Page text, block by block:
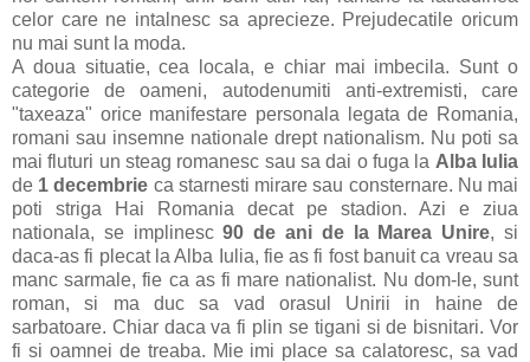
celor care ne intalnesc sa aprecieze. Prejudecatile oricum
nu mai sunt la moda.
A doua situatie, cea locala, e chiar mai imbecila. Sunt o
categorie de oameni, autodenumiti anti-extremisti, care
"taxeaza" orice manifestare personala legata de Romania,
romani sau insemne nationale drept nationalism. Nu poti sa
mai fluturi un steag romanesc sau sa dai o fuga la Alba Iulia
de 1 decembrie ca starnesti mirare sau consternare. Nu mai
poti striga Hai Romania decat pe stadion. Azi e ziua
nationala, se implinesc90 de ani de la Marea Unire, si
daca-as fi plecat la Alba Iulia, fie as fi fost banuit ca vreau sa
manc sarmale, fie ca as fi mare nationalist. Nu dom-le, sunt
roman, si ma duc sa vad orasul Unirii in haine de
sarbatoare. Chiar daca va fi plin se tigani si de bisnitari. Vor
fi si oamnei de treaba. Mie imi place sa calatoresc, sa vad